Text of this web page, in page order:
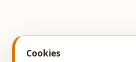
Cookies